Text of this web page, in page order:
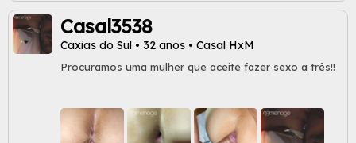
Casal3538
Caxias do Sul • 32 anos • Casal HxM
Procuramos uma mulher que aceite fazer sexo a três!!